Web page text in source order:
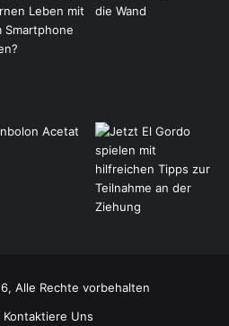
Alle Rechte vorbehalten
Kontaktiere Uns